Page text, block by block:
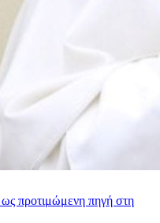
προτιμώμενη πηγή στη